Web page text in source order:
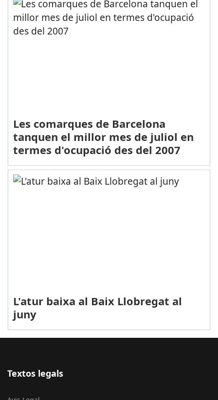
Les comarques de Barcelona
tanquen el millor mes de juliol en
termes d'ocupació des del 2007
L'atur baixa al Baix Llobregat al
juny
Textos legals